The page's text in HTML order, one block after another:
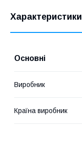
Характеристики
Основні
Виробник
Країна виробник